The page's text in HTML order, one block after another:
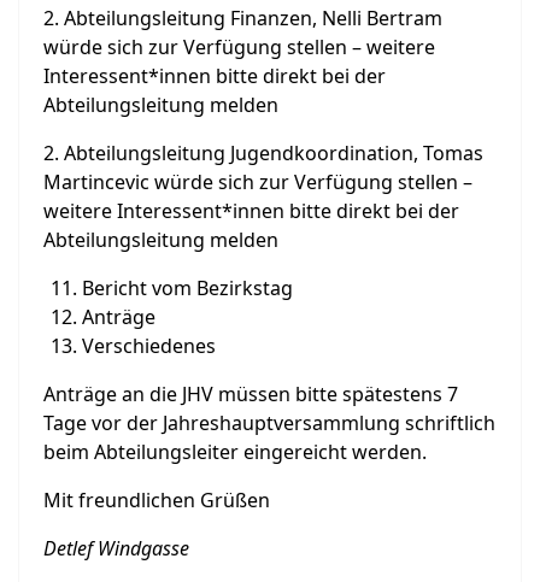
2. Abteilungsleitung Finanzen, Nelli Bertram
würde sich zur Verfügung stellen – weitere
Interessent*innen bitte direkt bei der
Abteilungsleitung melden
2. Abteilungsleitung Jugendkoordination, Tomas
Martincevic würde sich zur Verfügung stellen –
weitere Interessent*innen bitte direkt bei der
Abteilungsleitung melden
Bericht vom Bezirkstag
Anträge
Verschiedenes
Anträge an die JHV müssen bitte spätestens 7
Tage vor der Jahreshauptversammlung schriftlich
beim Abteilungsleiter eingereicht werden.
Mit freundlichen Grüßen
Detlef Windgasse